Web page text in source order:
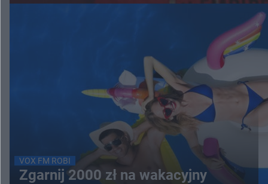
VOX FM ROBI
Zgarnij 2000 zł na wakacyjny